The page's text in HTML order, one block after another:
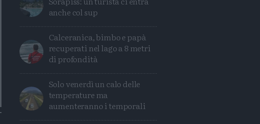
anche col sup
Calceranica, bimbo e papà
recuperati nel lago a 8 metri
di profondità
Solo venerdì un calo delle
temperature ma
aumenteranno i temporali